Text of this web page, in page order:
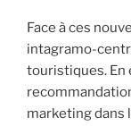
Face à ces
intagramo-
touristiques. En
marketing dans